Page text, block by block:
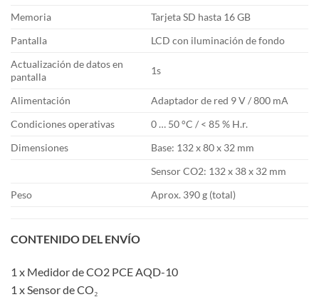
Memoria
Tarjeta SD hasta 16 GB
Pantalla
LCD con iluminación de fondo
Actualización de datos en
pantalla
1s
Alimentación
Adaptador de red 9 V / 800 mA
Condiciones operativas
0 … 50 °C / < 85 % H.r.
Dimensiones
Base: 132 x 80 x 32 mm
Sensor CO2: 132 x 38 x 32 mm
Peso
Aprox. 390 g (total)
CONTENIDO DEL ENVÍO
1 x Medidor de CO2 PCE AQD-10
1 x Sensor de CO₂